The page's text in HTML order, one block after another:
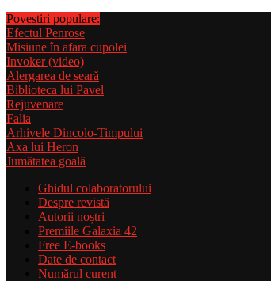
Povestiri populare:
Efectul Penrose
Misiune în afara cupolei
Invoker (video)
Alergarea de seară
Biblioteca lui Pavel
Rejuvenare
Falia
Arhivele Dincolo-Timpului
Axa lui Heron
Jumătatea goală
Ghidul colaboratorului
Despre revistă
Autorii noștri
Premiile Galaxia 42
Free E-books
Date de contact
Numărul curent